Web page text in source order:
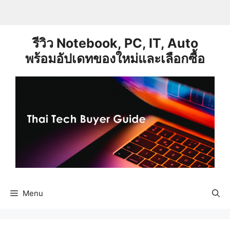
รีวิว Notebook, PC, IT, Auto
พร้อมอัปเดทของใหม่และเลือกซื้อ
Menu